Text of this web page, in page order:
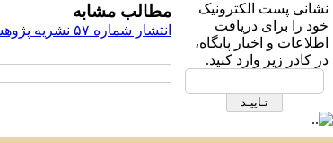
نشانی پست الکترونیک
خود را برای دریافت
اطلاعات و اخبار پایگاه،
در کادر زیر وارد کنید.
مطالب مشابه
انتشار شماره ۵۷ نشریه پژوهشنامه تاریخ اسلام